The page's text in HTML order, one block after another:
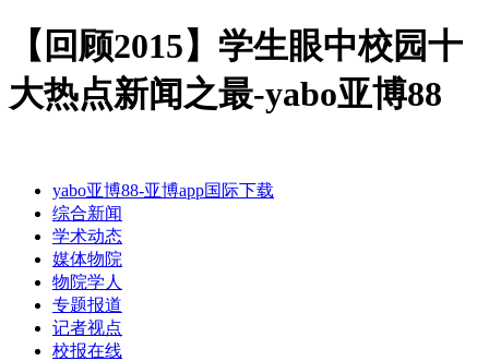
【回顾2015】学生眼中校园十
大热点新闻之最-yabo亚博88
yabo亚博88-亚博app国际下载
综合新闻
学术动态
媒体物院
物院学人
专题报道
记者视点
校报在线